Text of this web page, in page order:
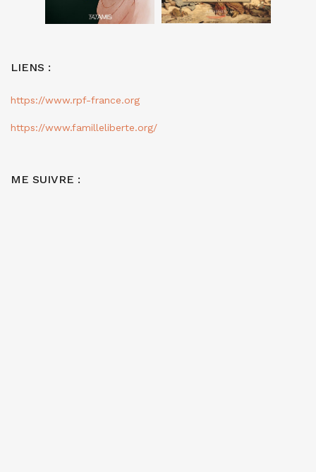
LIENS :
https://www.rpf-france.org
https://www.familleliberte.org/
ME SUIVRE :